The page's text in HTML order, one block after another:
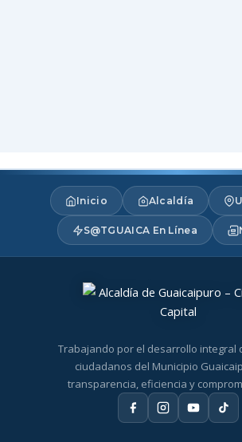
Inicio Alcaldía
S@TGUAICA En Línea
Trabajando por el desarrollo integral
ciudadanos del Municipio
transparencia, eficiencia y